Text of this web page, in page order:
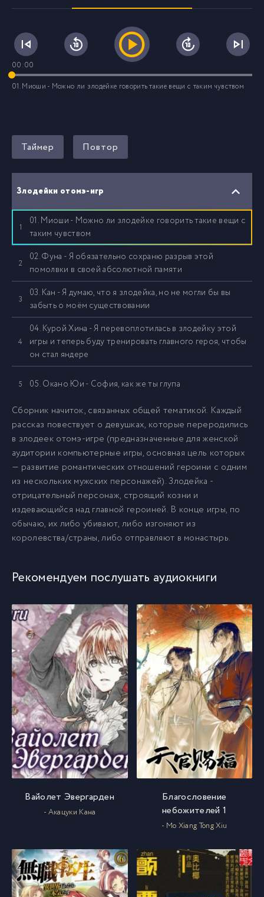
00:00
01. Миоши - Можно ли злодейке говорить такие вещи с таким чувством
Таймер Повтор
Злодейки отомэ-игр
1
01. Миоши - Можно ли злодейке говорить такие вещи с
таким чувством
2
02. Фуна - Я обязательно сохраню разрыв этой
помолвки в своей абсолютной памяти
3
03. Кан - Я думаю, что я злодейка, но не могли бы вы
забыть о моём существовании
4
04. Курой Хина - Я перевоплотилась в злодейку этой
игры и теперь буду тренировать главного героя, чтобы
он стал яндере
5 05. Окано Юи - София, как же ты глупа
06. Аоизуми - Обычная леди
7 07. Сакура Буши - Я не отдам его какой-то святой
Сборник начиток, связанных общей тематикой. Каждый
рассказ повествует о девушках, которые переродились
в злодеек отомэ-игре (предназначенные для женской
аудитории компьютерные игры, основная цель которых
— развитие романтических отношений героини с одним
из нескольких мужских персонажей). Злодейка -
отрицательный персонаж, строящий козни и
издевающийся над главной героиней. В конце игры, по
обычаю, их либо убивают, либо изгоняют из
королевства/страны, либо отправляют в монастырь.
Рекомендуем послушать аудиокниги
Вайолет Эвергарден
- Акацуки Кана
Благословение
небожителей 1
- Mo Xiang Tong Xiu